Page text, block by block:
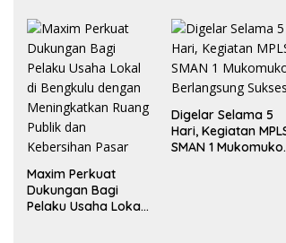
Maxim Perkuat
Dukungan Bagi
Pelaku Usaha Lokal
Digelar Selama 5
Hari, Kegiatan
SMAN 1 Mukomuko